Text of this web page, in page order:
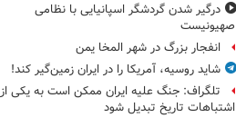
درگیر شدن گردشگر اسپانیایی با نظامی
صهیونیست
انفجار بزرگ در شهر المخا یمن
شاید روسیه، آمریکا را در ایران زمین‌گیر کند!
تلگراف: جنگ علیه ایران ممکن است به یکی از
اشتباهات تاریخ تبدیل شود